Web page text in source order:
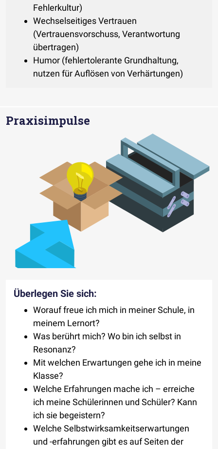
Fehlerkultur)
Wechselseitiges Vertrauen
(Vertrauensvorschuss, Verantwortung
übertragen)
Humor (fehlertolerante Grundhaltung,
nutzen für Auflösen von Verhärtungen)
Praxisimpulse
Überlegen Sie sich:
Worauf freue ich mich in meiner Schule, in
meinem Lernort?
Was berührt mich? Wo bin ich selbst in
Resonanz?
Mit welchen Erwartungen gehe ich in meine
Klasse?
Welche Erfahrungen mache ich – erreiche
ich meine Schülerinnen und Schüler? Kann
ich sie begeistern?
Welche Selbstwirksamkeitserwartungen
und -erfahrungen gibt es auf Seiten der